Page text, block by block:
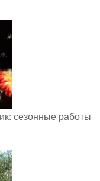
сезонные работы